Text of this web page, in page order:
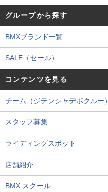
グループから探す
BMXブランド一覧
SALE（セール）
コンテンツを見る
チーム（ジテンシャデポクルー）
スタッフ募集
ライディングスポット
店舗紹介
BMX スクール